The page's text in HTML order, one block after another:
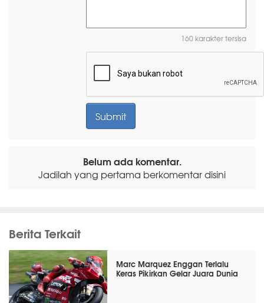
160 karakter tersisa
Belum ada komentar.
Jadilah yang pertama berkomentar disini
Berita Terkait
Marc Marquez Enggan Terlalu
Keras Pikirkan Gelar Juara Dunia